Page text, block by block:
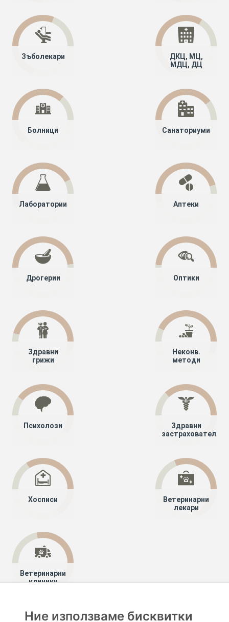
Зъболекари
ДКЦ, МЦ,
МДЦ, ДЦ
Болници Санаториуми
Лаборатории Аптеки
Дрогерии Оптики
Здравни
грижи
Неконв.
методи
Психолози
Здравни
застрахователи
Хосписи
Ветеринарни
лекари
Ветеринарни
клиники
Специалисти
Ние използваме бисквитки